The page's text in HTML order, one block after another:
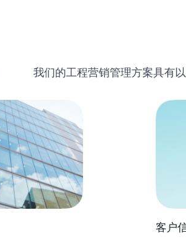
我们的工程营销管理方案具有
客户